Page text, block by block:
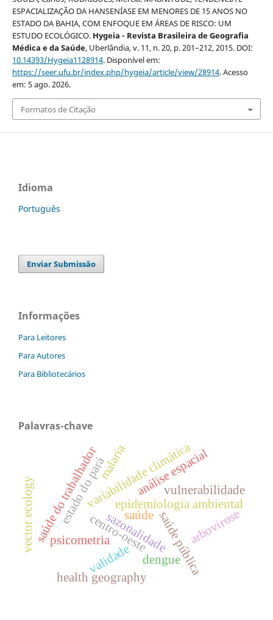
ESPACIALIZAÇÃO DA HANSENÍASE EM MENORES DE 15 ANOS NO
ESTADO DA BAHIA, COM ENFOQUE EM ÁREAS DE RISCO: UM
ESTUDO ECOLÓGICO. Hygeia - Revista Brasileira de Geografia
Médica e da Saúde, Uberlândia, v. 11, n. 20, p. 201–212, 2015. DOI:
10.14393/Hygeia1128914. Disponível em:
https://seer.ufu.br/index.php/hygeia/article/view/28914. Acesso
em: 5 ago. 2026.
Formatos de Citação
Idioma
Português
Enviar Submissão
Informações
Para Leitores
Para Autores
Para Bibliotecários
Palavras-chave
sazonalidade
epidemiologia ambiental
saúde pública
estado do parávariabilidade climática
análise espacial
arbovirose
centro-oeste
saúde do trabalhador
psicometria
validade
vulnerabilidade
malaria
health geography
vector ecology
dengue
saúde